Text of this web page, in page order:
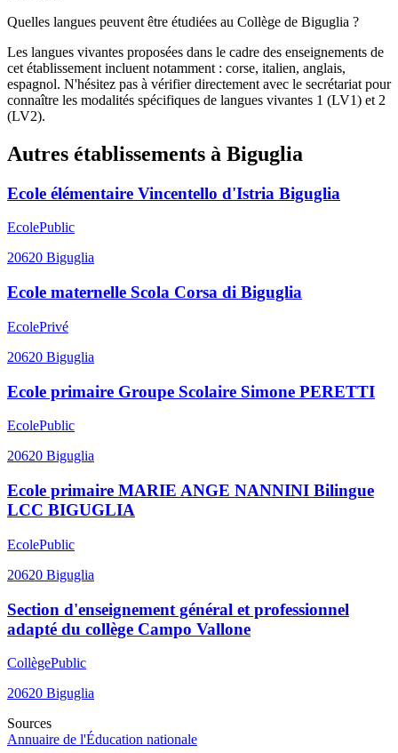
Quelles langues peuvent être étudiées au Collège de Biguglia ?
Les langues vivantes proposées dans le cadre des enseignements de
cet établissement incluent notamment : corse, italien, anglais,
espagnol. N'hésitez pas à vérifier directement avec le secrétariat pour
connaître les modalités spécifiques de langues vivantes 1 (LV1) et 2
(LV2).
Autres établissements à Biguglia
Ecole élémentaire Vincentello d'Istria Biguglia
EcolePublic
20620 Biguglia
Ecole maternelle Scola Corsa di Biguglia
EcolePrivé
20620 Biguglia
Ecole primaire Groupe Scolaire Simone PERETTI
EcolePublic
20620 Biguglia
Ecole primaire MARIE ANGE NANNINI Bilingue
LCC BIGUGLIA
EcolePublic
20620 Biguglia
Section d'enseignement général et professionnel
adapté du collège Campo Vallone
CollègePublic
20620 Biguglia
Sources
Annuaire de l'Éducation nationale